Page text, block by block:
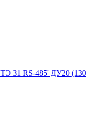
31 RS-485' ДУ20 (130